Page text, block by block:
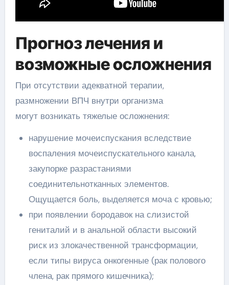
Прогноз лечения и
возможные осложнения
При отсутствии адекватной терапии,
размножении ВПЧ внутри организма
могут возникать тяжелые осложнения:
нарушение мочеиспускания вследствие
воспаления мочеиспускательного канала,
закупорке разрастаниями
соединительнотканных элементов.
Ощущается боль, выделяется моча с кровью;
при появлении бородавок на слизистой
гениталий и в анальной области высокий
риск из злокачественной трансформации,
если типы вируса онкогенные (рак полового
члена, рак прямого кишечника);